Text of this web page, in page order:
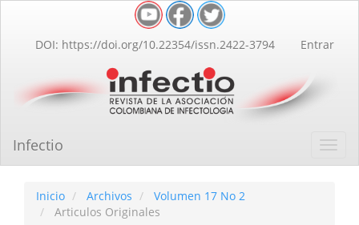
Contenido
principal
lateral
DOI: https://doi.org/10.22354/issn.2422-3794 Entrar
Infectio
Inicio Archivos
Volumen 17 No 2
Articulos Originales